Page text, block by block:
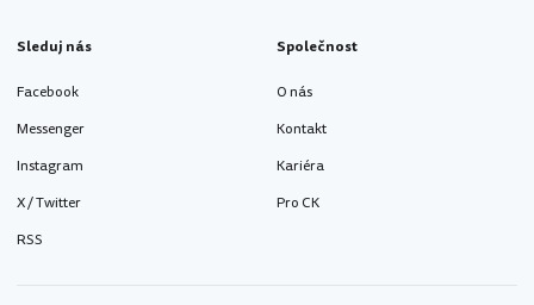
Sleduj nás
Facebook
Messenger
Instagram
X / Twitter
RSS
Společnost
O nás
Kontakt
Kariéra
Pro CK